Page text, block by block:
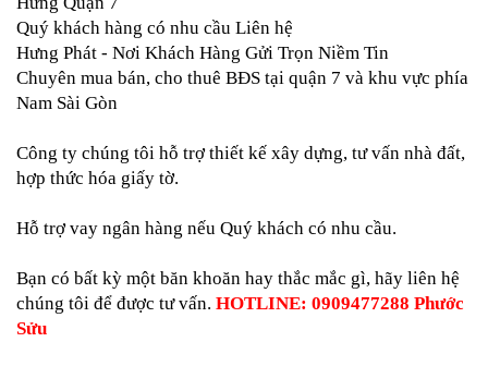
Quý khách hàng có nhu cầu Liên hệ
Hưng Phát - Nơi Khách Hàng Gửi Trọn Niềm Tin
Chuyên mua bán, cho thuê BĐS tại quận 7 và khu vực phía
Nam Sài Gòn
Công ty chúng tôi hỗ trợ thiết kế xây dựng, tư vấn nhà đất,
hợp thức hóa giấy tờ.
Hỗ trợ vay ngân hàng nếu Quý khách có nhu cầu.
Bạn có bất kỳ một băn khoăn hay thắc mắc gì, hãy liên hệ
chúng tôi để được tư vấn. HOTLINE: 0909477288 Phước
Sửu